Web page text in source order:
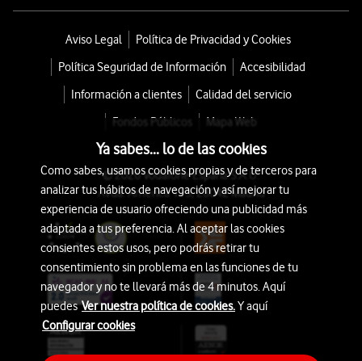
Aviso Legal
Política de Privacidad y Cookies
Política Seguridad de Información
Accesibilidad
Información a clientes
Calidad del servicio
Fondos Públicos
Mapa Web
© 2026 Vodafone España S.A.U.
Avda. América 115, 28042 Madrid
Ya sabes... lo de las cookies
Como sabes, usamos cookies propias y de terceros para
analizar tus hábitos de navegación y así mejorar tu
experiencia de usuario ofreciendo una publicidad más
adaptada a tus preferencia. Al aceptar las cookies
consientes estos usos, pero podrás retirar tu
consentimiento sin problema en las funciones de tu
navegador y no te llevará más de 4 minutos. Aquí
puedesVer nuestra política de cookies.Y aquí
Configurar cookies